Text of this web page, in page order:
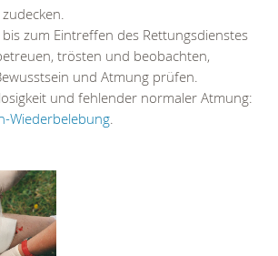
zum Eintreffen des Rettungsdienstes
trösten und beobachten,
und Atmung prüfen.
und fehlender normaler Atmung:
Wiederbelebung